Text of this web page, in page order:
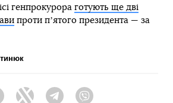
генпрокурора готують ще дві
проти пʼятого президента — за